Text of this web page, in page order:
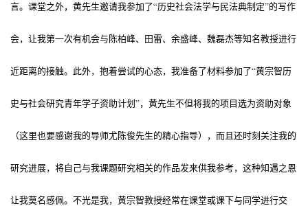
言。课堂之外，黄先生邀请我参加了“历史社会法学与民法典制定”的写作
会，让我第一次有机会与陈柏峰、田雷、余盛峰、魏磊杰等知名教授进行
近距离的接触。此外，抱着尝试的心态，我准备了材料参加了“黄宗智历
史与社会研究青年学子资助计划”，黄先生不但将我的项目选为资助对象
（这里也要感谢我的导师尤陈俊先生的精心指导），而且还时刻关注我的
研究进展，将自己与我课题研究相关的作品发来供我参考，这种知遇之恩
让我莫名感佩。不光是我，黄宗智教授经常在课堂或课下与同学进行交